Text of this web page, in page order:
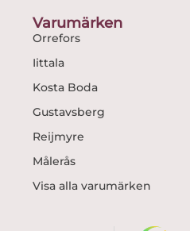
k
Varumärken
Orrefors
Iittala
Kosta Boda
Gustavsberg
Reijmyre
Målerås
Visa alla varumärken